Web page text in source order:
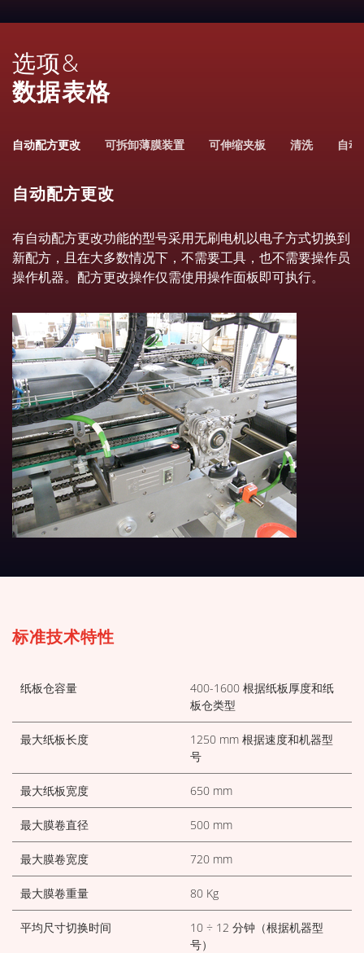
选项&
数据表格
自动配方更改 可拆卸薄膜装置 可伸缩夹板 清洗 自动
自动配方更改
有自动配方更改功能的型号采用无刷电机以电子方式切换到
新配方，且在大多数情况下，不需要工具，也不需要操作员
操作机器。配方更改操作仅需使用操作面板即可执行。
标准技术特性
纸板仓容量
400-1600 根据纸板厚度和纸
板仓类型
最大纸板长度
1250 mm 根据速度和机器型
号
最大纸板宽度 650 mm
最大膜卷直径 500 mm
最大膜卷宽度 720 mm
最大膜卷重量 80 Kg
平均尺寸切换时间
10 ÷ 12 分钟（根据机器型
号）